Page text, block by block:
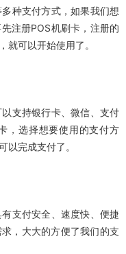
种支付方式，如果我们想
注册POS机刷卡，注册的
就可以开始使用了。
支持银行卡、微信、支付
，选择想要使用的支付方
以完成支付了。
支付安全、速度快、便捷
，大大的方便了我们的支